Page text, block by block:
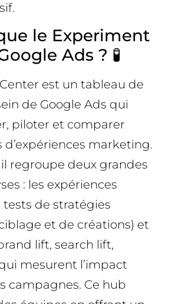
le Experiment
Ads ? 🧪
est un tableau de
de Google Ads qui
piloter et comparer
marketing.
regroupe deux grandes
: les expériences
de stratégies
et de créations) et
lift, search lift,
mesurent l’impact
campagnes. Ce hub